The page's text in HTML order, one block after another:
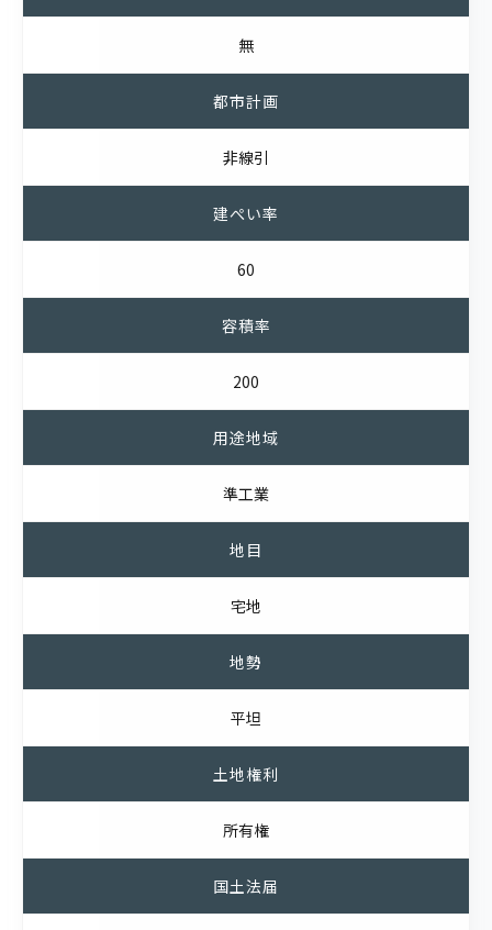
無
都市計画
非線引
建ぺい率
60
容積率
200
用途地域
準工業
地目
宅地
地勢
平坦
土地権利
所有権
国土法届